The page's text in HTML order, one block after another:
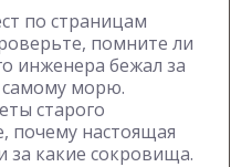
по страницам
помните ли
инженера бежал за
морю.
старого
почему настоящая
за какие сокровища.